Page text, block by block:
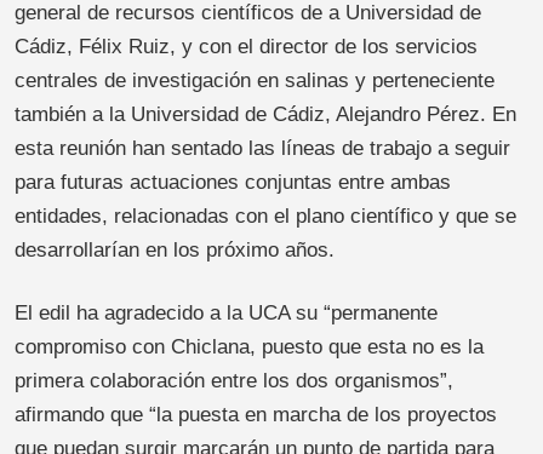
general de recursos científicos de a Universidad de
Cádiz, Félix Ruiz, y con el director de los servicios
centrales de investigación en salinas y perteneciente
también a la Universidad de Cádiz, Alejandro Pérez. En
esta reunión han sentado las líneas de trabajo a seguir
para futuras actuaciones conjuntas entre ambas
entidades, relacionadas con el plano científico y que se
desarrollarían en los próximo años.
El edil ha agradecido a la UCA su “permanente
compromiso con Chiclana, puesto que esta no es la
primera colaboración entre los dos organismos”,
afirmando que “la puesta en marcha de los proyectos
que puedan surgir marcarán un punto de partida para